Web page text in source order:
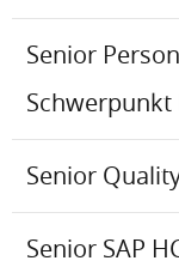
Senior
Senior
Senior SAP